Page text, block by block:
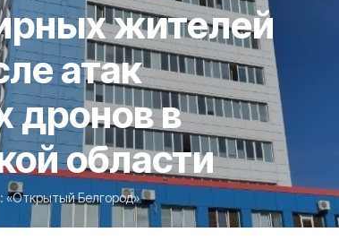
жителей
атак
дронов в
области
«Открытый Белгород»